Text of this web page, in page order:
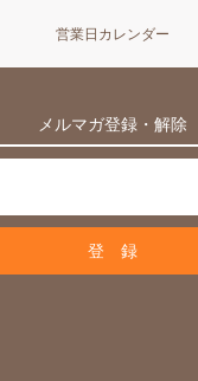
営業日カレンダー
メルマガ登録・解除